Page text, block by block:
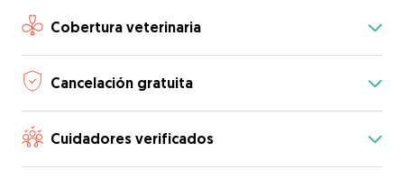
Cobertura veterinaria
Cancelación gratuita
Cuidadores verificados